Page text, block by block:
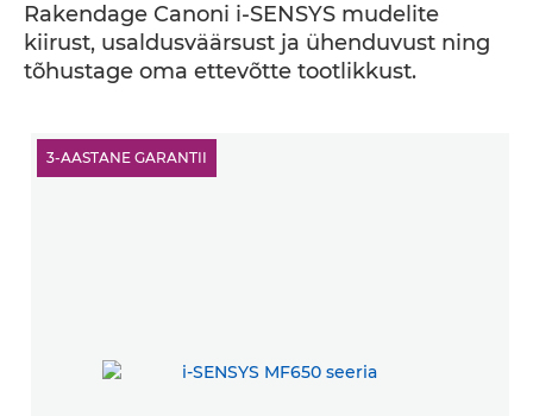
Rakendage Canoni i-SENSYS mudelite
kiirust, usaldusväärsust ja ühenduvust ning
tõhustage oma ettevõtte tootlikkust.
3-AASTANE GARANTII